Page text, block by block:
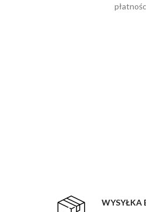
WYSYŁKA